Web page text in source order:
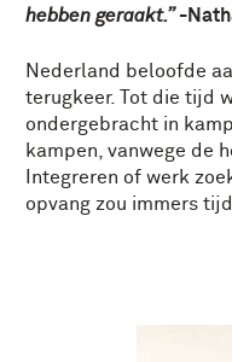
hebben geraakt.”-
Nederland beloofde
terugkeer. Tot die tijd
ondergebracht in
kampen, vanwege de
Integreren of werk
opvang zou immers